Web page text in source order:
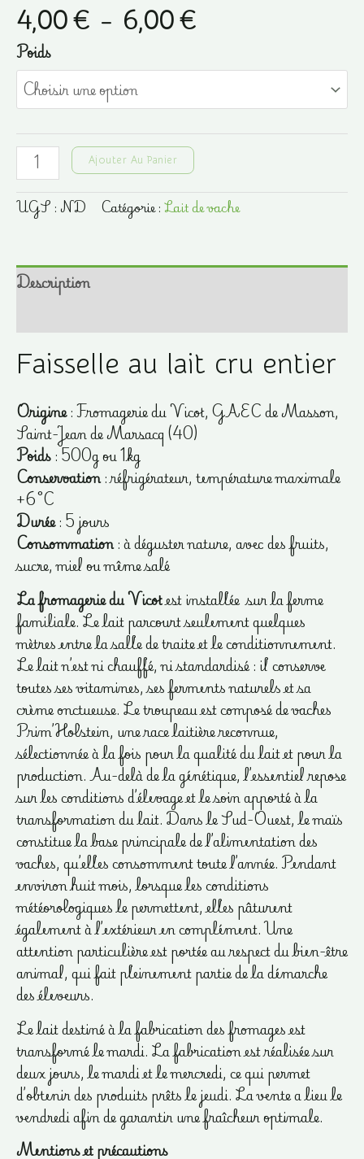
4,00€ – 6,00€Plage
4,00 €
6,00 €
Poids
quantité
de
Faisselle
cru
entier
Ajouter Au Panier
UGS :ND Catégorie :Lait de vache
Description
Faisselle au lait cru entier
Origine: Fromagerie du Vicot, GAEC de Masson,
Saint-Jean de Marsacq (40)
Poids: 500g ou 1kg
Conservation: réfrigérateur, température maximale
+6 °C
Durée: 5 jours
Consommation: à déguster nature, avec des fruits,
sucre, miel ou même salé
La fromagerie du Vicotest installée sur la ferme
familiale. Le lait parcourt seulement quelques
mètres entre la salle de traite et le conditionnement.
Le lait n’est ni chauffé, ni standardisé : il conserve
toutes ses vitamines, ses ferments naturels et sa
crème onctueuse. Le troupeau est composé de vaches
Prim’Holstein, une race laitière reconnue,
sélectionnée à la fois pour la qualité du lait et pour la
production. Au-delà de la génétique, l’essentiel repose
sur les conditions d’élevage et le soin apporté à la
transformation du lait. Dans le Sud-Ouest, le maïs
constitue la base principale de l’alimentation des
vaches, qu’elles consomment toute l’année. Pendant
environ huit mois, lorsque les conditions
météorologiques le permettent, elles pâturent
également à l’extérieur en complément. Une
attention particulière est portée au respect du bien-être
animal, qui fait pleinement partie de la démarche
des éleveurs.
Le lait destiné à la fabrication des fromages est
transformé le mardi. La fabrication est réalisée sur
deux jours, le mardi et le mercredi, ce qui permet
d’obtenir des produits prêts le jeudi. La vente a lieu le
vendredi afin de garantir une fraîcheur optimale.
Mentions et précautions